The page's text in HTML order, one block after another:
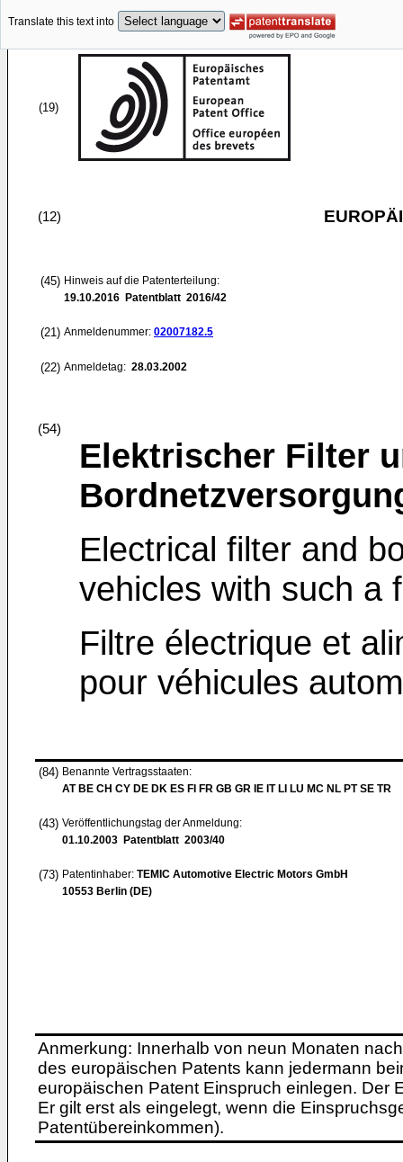
Translate this text into
(19)
(12)
(45) Hinweis auf die Patenterteilung:
19.10.2016 Patentblatt 2016/42
(21) Anmeldenummer: 02007182.5
(22) Anmeldetag: 28.03.2002
(54)
Elektrischer Filter
Electrical filter and
vehicles with such a
Filtre électrique et
pour véhicules
(84) Benannte Vertragsstaaten:
AT BE CH CY DE DK ES FI FR GB GR IE IT LI LU MC NL PT SE TR
(43) Veröffentlichungstag der Anmeldung:
01.10.2003 Patentblatt 2003/40
(73) Patentinhaber: TEMIC Automotive Electric Motors GmbH
10553 Berlin (DE)
Anmerkung: Innerhalb von neun Monaten
des europäischen Patents kann jedermann
europäischen Patent Einspruch einlegen. Der
Er gilt erst als eingelegt, wenn die
Patentübereinkommen).